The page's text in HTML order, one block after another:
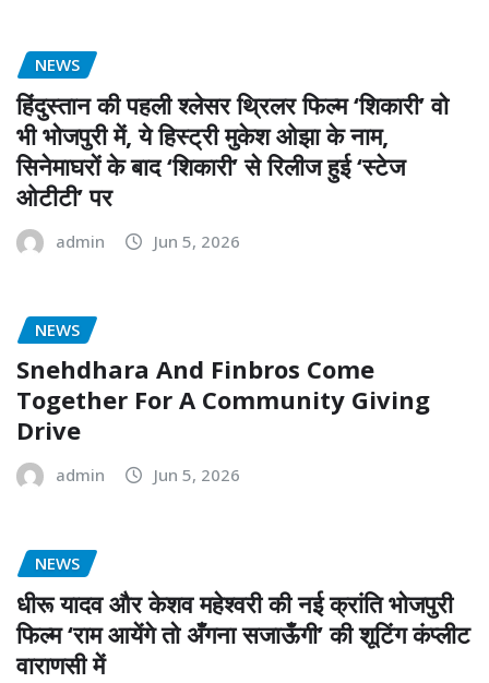
NEWS
हिंदुस्तान की पहली श्लेसर थ्रिलर फिल्म ‘शिकारी’ वो
भी भोजपुरी में, ये हिस्ट्री मुकेश ओझा के नाम,
सिनेमाघरों के बाद ‘शिकारी’ से रिलीज हुई ‘स्टेज
ओटीटी’ पर
admin Jun 5, 2026
NEWS
Snehdhara And Finbros Come
Together For A Community Giving
Drive
admin Jun 5, 2026
NEWS
धीरू यादव और केशव महेश्वरी की नई क्रांति भोजपुरी
फिल्म ‘राम आयेंगे तो अँगना सजाऊँगी’ की शूटिंग कंप्लीट
वाराणसी में